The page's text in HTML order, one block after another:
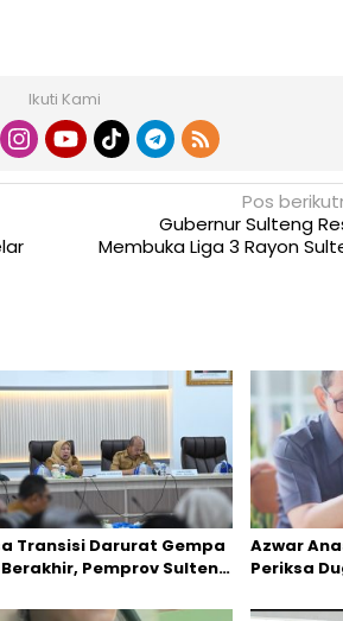
Ikuti Kami
Pos
Gubernur Sulteng
Membuka Liga 3 Rayon
Transisi Darurat Gempa
Pemprov Sulteng
Azwar
Periksa
CPM